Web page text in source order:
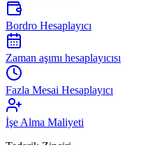
Bordro Hesaplayıcı
Zaman aşımı hesaplayıcısı
Fazla Mesai Hesaplayıcı
İşe Alma Maliyeti